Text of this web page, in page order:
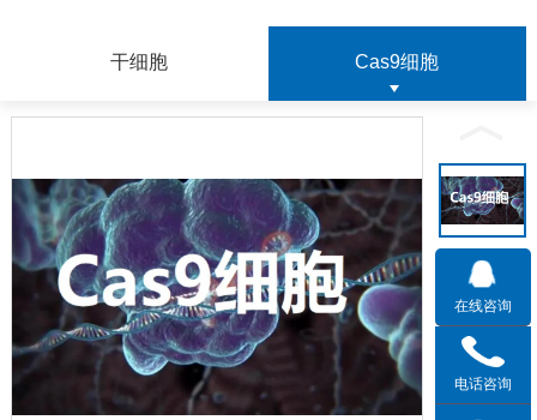
干细胞 Cas9细胞
在线咨询
电话咨询